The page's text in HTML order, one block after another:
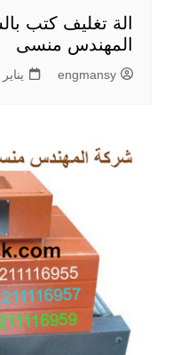
المهندس منسى
engmansy يناير 17, 2023